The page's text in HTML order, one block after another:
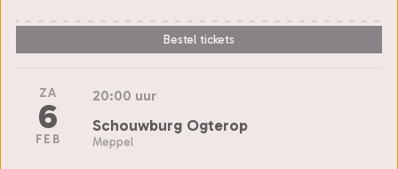
Bestel tickets
ZA
6
FEB
20:00 uur
Schouwburg Ogterop
Meppel